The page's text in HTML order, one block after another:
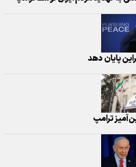
پایان دهد
ترامپ